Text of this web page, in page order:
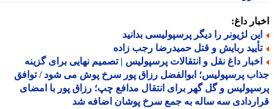
داغ:
لژیونر را دیگر پرسپولیسی بدانید
ربایش و قتل حمیدرضا رجب زاده
داغ نقل و انتقالات پرسپولیس | تصمیم نهایی برای گزینه
پرسپولیس؛ ابوالفضل رزاق پور سرخ پوش می شود / توافق
و گل گهر برای انتقال مدافع چپ؛ رزاق پور با امضای
سه ساله به جمع سرخ پوشان اضافه شد